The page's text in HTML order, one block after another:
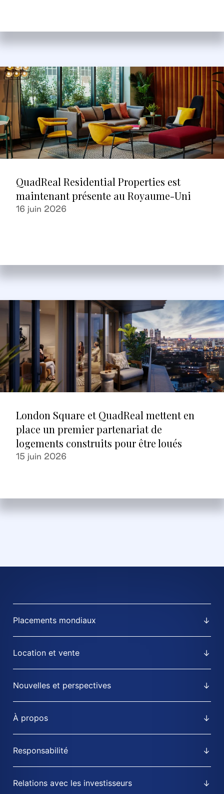
QuadReal Residential Properties est
maintenant présente au Royaume-Uni
16 juin 2026
London Square et QuadReal mettent en
place un premier partenariat de
logements construits pour être loués
15 juin 2026
Placements mondiaux
Location et vente
Nouvelles et perspectives
À propos
Responsabilité
Relations avec les investisseurs